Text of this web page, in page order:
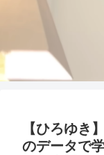
【ひろゆき
のデータで